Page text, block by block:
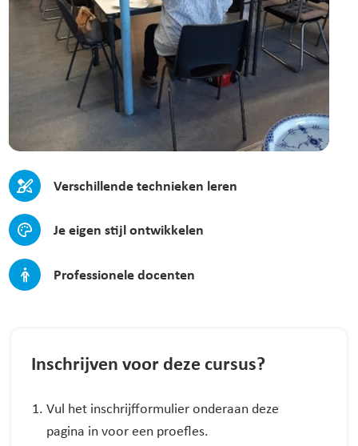
Verschillende technieken leren
Je eigen stijl ontwikkelen
Professionele docenten
Inschrijven voor deze cursus?
Vul het inschrijfformulier onderaan deze
pagina in voor een proefles.